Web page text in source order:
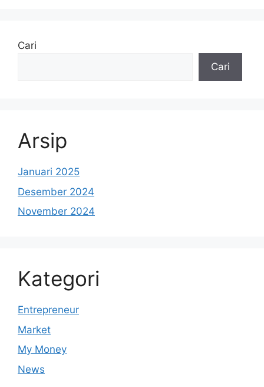
Cari
Cari
Arsip
Januari 2025
Desember 2024
November 2024
Kategori
Entrepreneur
Market
My Money
News